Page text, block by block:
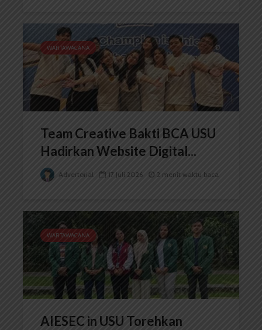
WARTAWACANA
Team Creative Bakti BCA USU
Hadirkan Website Digital...
Advertorial 17 Juli 2026 2 menit waktu baca
WARTAWACANA
AIESEC in USU Torehkan